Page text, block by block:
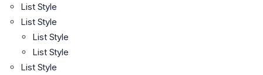
List Style
List Style
List Style
List Style
List Style